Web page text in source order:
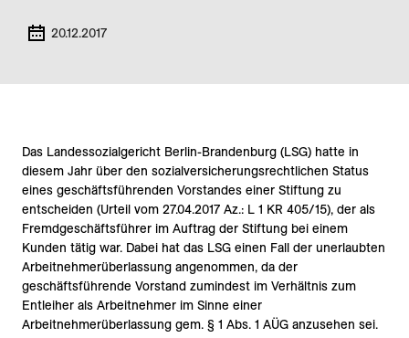
20.12.2017
Das Landessozialgericht Berlin-Brandenburg (LSG) hatte in
diesem Jahr über den sozialversicherungsrechtlichen Status
eines geschäftsführenden Vorstandes einer Stiftung zu
entscheiden (Urteil vom 27.04.2017 Az.: L 1 KR 405/15), der als
Fremdgeschäftsführer im Auftrag der Stiftung bei einem
Kunden tätig war. Dabei hat das LSG einen Fall der unerlaubten
Arbeitnehmerüberlassung angenommen, da der
geschäftsführende Vorstand zumindest im Verhältnis zum
Entleiher als Arbeitnehmer im Sinne einer
Arbeitnehmerüberlassung gem. § 1 Abs. 1 AÜG anzusehen sei.